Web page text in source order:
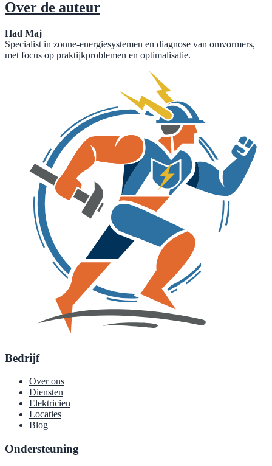
Over de auteur
Had Maj
Specialist in zonne-energiesystemen en diagnose van omvormers,
met focus op praktijkproblemen en optimalisatie.
Bedrijf
Over ons
Diensten
Elektricien
Locaties
Blog
Ondersteuning